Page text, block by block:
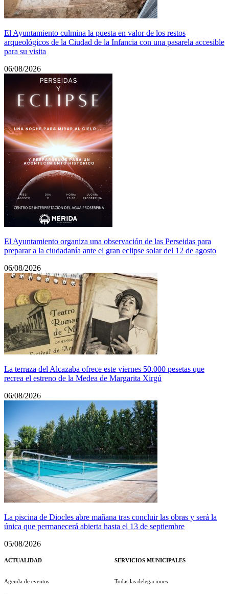
El Ayuntamiento culmina la puesta en valor de los restos
arqueológicos de la Ciudad de la Infancia con una pasarela accesible
para su visita
06/08/2026
El Ayuntamiento organiza una observación de las Perseidas para
preparar a la ciudadanía ante el gran eclipse solar del 12 de agosto
06/08/2026
La terraza del Alcazaba ofrece este viernes 50.000 pesetas que
recrea el estreno de la Medea de Margarita Xirgú
06/08/2026
La piscina de Diocles abre mañana tras concluir las obras y será la
única que permanecerá abierta hasta el 13 de septiembre
05/08/2026
ACTUALIDAD
Agenda de eventos
SERVICIOS MUNICIPALES
Todas las delegaciones